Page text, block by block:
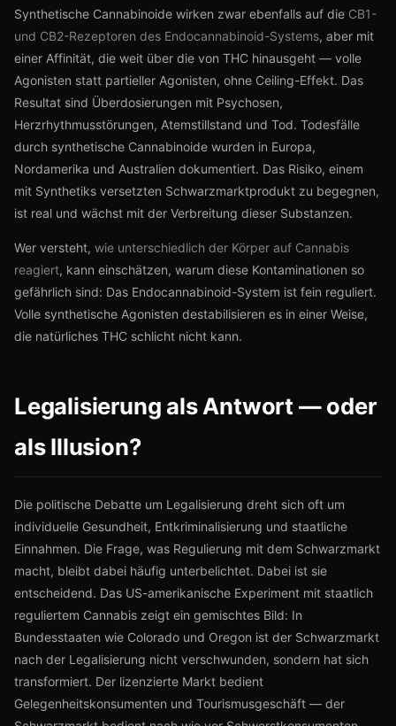
Synthetische Cannabinoide wirken zwar ebenfalls auf die CB1-
und CB2-Rezeptoren des Endocannabinoid-Systems, aber mit
einer Affinität, die weit über die von THC hinausgeht — volle
Agonisten statt partieller Agonisten, ohne Ceiling-Effekt. Das
Resultat sind Überdosierungen mit Psychosen,
Herzrhythmusstörungen, Atemstillstand und Tod. Todesfälle
durch synthetische Cannabinoide wurden in Europa,
Nordamerika und Australien dokumentiert. Das Risiko, einem
mit Synthetiks versetzten Schwarzmarktprodukt zu begegnen,
ist real und wächst mit der Verbreitung dieser Substanzen.
Wer versteht, wie unterschiedlich der Körper auf Cannabis
reagiert, kann einschätzen, warum diese Kontaminationen so
gefährlich sind: Das Endocannabinoid-System ist fein reguliert.
Volle synthetische Agonisten destabilisieren es in einer Weise,
die natürliches THC schlicht nicht kann.
Legalisierung als Antwort — oder
als Illusion?
Die politische Debatte um Legalisierung dreht sich oft um
individuelle Gesundheit, Entkriminalisierung und staatliche
Einnahmen. Die Frage, was Regulierung mit dem Schwarzmarkt
macht, bleibt dabei häufig unterbelichtet. Dabei ist sie
entscheidend. Das US-amerikanische Experiment mit staatlich
reguliertem Cannabis zeigt ein gemischtes Bild: In
Bundesstaaten wie Colorado und Oregon ist der Schwarzmarkt
nach der Legalisierung nicht verschwunden, sondern hat sich
transformiert. Der lizenzierte Markt bedient
Gelegenheitskonsumenten und Tourismusgeschäft — der